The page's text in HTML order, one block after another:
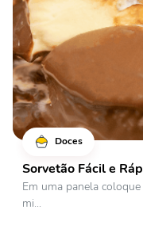
Doces
Sorvetão Fácil e
Em uma panela
mi...